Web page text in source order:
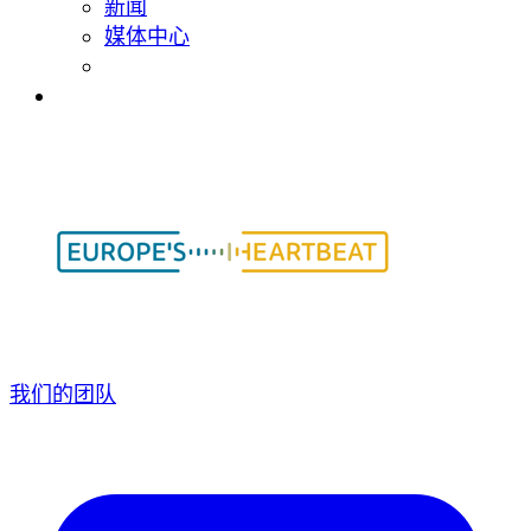
新闻
媒体中心
我们的团队